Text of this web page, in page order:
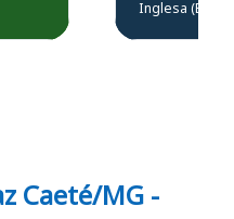
questões.”
Inglesa (Edital
Caeté/MG -